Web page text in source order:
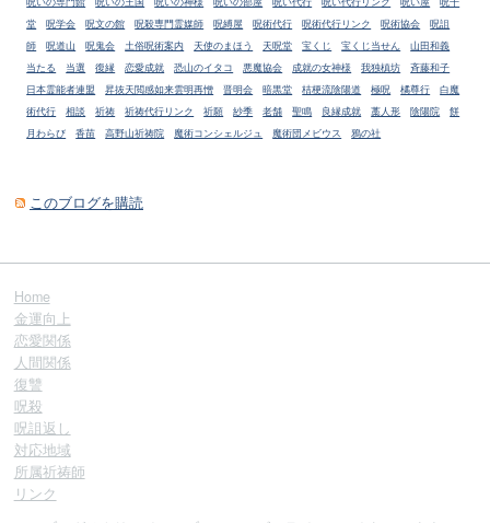
堂
呪学会 呪文の館 呪殺専門霊媒師 呪縛屋 呪術代行 呪術代行リンク 呪術協会
呪詛
師
呪道山 呪鬼会 土俗呪術案内 天使のまほう 天呪堂 宝くじ 宝くじ当せん
山田和義
当たる
当選 復縁 恋愛成就 恐山のイタコ 悪魔協会 成就の女神様 我独槙坊
斉藤和子
日本霊能者連盟
昇抜天閲感如来雲明再憎 晋明会 暗黒堂 桔梗流陰陽道 極呪 橘尊行
白魔
術代行
相談 祈祷 祈祷代行リンク 祈願 紗季 老舗 聖鳴 良縁成就 藁人形 陰陽院
餅
月わらび
香苗 高野山祈祷院 魔術コンシェルジュ 魔術団メビウス 鴉の社
このブログを購読
Home
金運向上
恋愛関係
人間関係
復讐
呪殺
呪詛返し
対応地域
所属祈祷師
リンク